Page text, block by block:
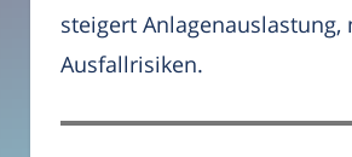
steigert
Ausfallrisiken.